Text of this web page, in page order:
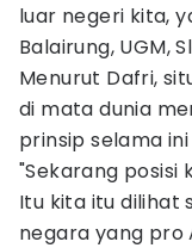
luar negeri kita,
Balairung, UGM,
Menurut Dafri,
di mata dunia
prinsip selama
"Sekarang posisi
Itu kita itu dilihat
negara yang pro